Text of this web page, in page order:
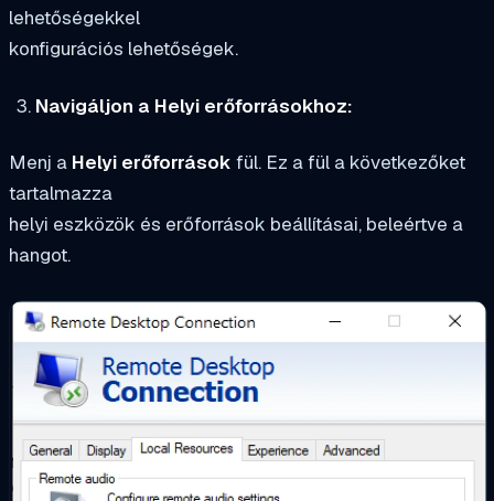
lehetőségekkel
konfigurációs lehetőségek.
Navigáljon a Helyi erőforrásokhoz:
Menj a Helyi erőforrások fül. Ez a fül a következőket
tartalmazza
helyi eszközök és erőforrások beállításai, beleértve a
hangot.